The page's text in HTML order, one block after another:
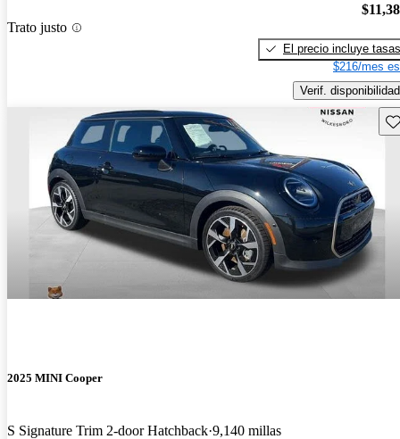
Trato justo
El precio incluye tasas
$216/mes
Verif. disponibilidad
2025 MINI Cooper
S Signature Trim 2-door Hatchback 9,140 millas